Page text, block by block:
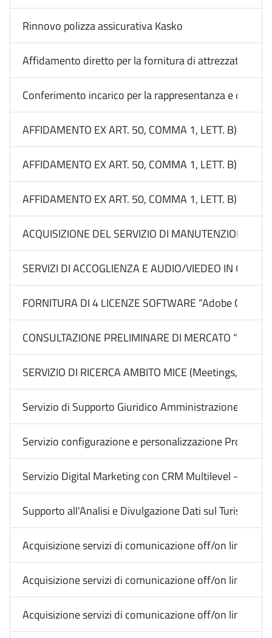
Rinnovo polizza assicurativa Kasko
Affidamento diretto per la fornitura di attrezzature
Conferimento incarico per la rappresentanza e difesa
AFFIDAMENTO EX ART. 50, COMMA 1, LETT. B) DEL
AFFIDAMENTO EX ART. 50, COMMA 1, LETT. B) DEL
AFFIDAMENTO EX ART. 50, COMMA 1, LETT. B) DEL
ACQUISIZIONE DEL SERVIZIO DI MANUTENZIONE E
SERVIZI DI ACCOGLIENZA E AUDIO/VIEDEO IN
FORNITURA DI 4 LICENZE SOFTWARE “Adobe
CONSULTAZIONE PRELIMINARE DI MERCATO
SERVIZIO DI RICERCA AMBITO MICE (Meetings,
Servizio di Supporto Giuridico Amministrazione
Servizio configurazione e personalizzazione
Servizio Digital Marketing con CRM Multilevel -
Supporto all'Analisi e Divulgazione Dati sul Turismo in
Acquisizione servizi di comunicazione off/on line
Acquisizione servizi di comunicazione off/on line
Acquisizione servizi di comunicazione off/on line